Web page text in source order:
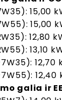
15,00
15,00
12,80
13,10
12,70
12,40
galia ir